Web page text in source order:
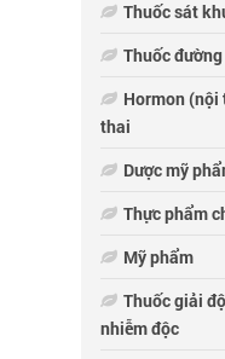
Thuốc sát
Thuốc
Hormon
thai
Dược mỹ
Thực phẩm
Mỹ phẩm
Thuốc giải
nhiễm độc